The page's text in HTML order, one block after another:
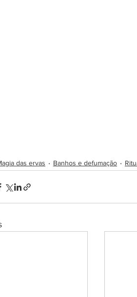
das ervas Banhos e defumação